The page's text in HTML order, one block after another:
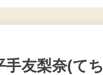
友梨奈(て